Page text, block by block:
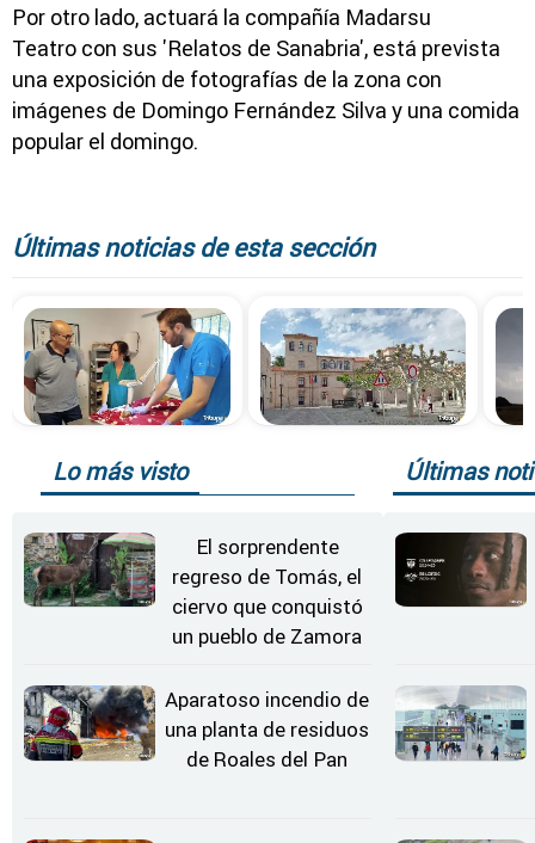
Por otro lado, actuará la compañía Madarsu
Teatro con sus 'Relatos de Sanabria', está prevista
una exposición de fotografías de la zona con
imágenes de Domingo Fernández Silva y una comida
popular el domingo.
Últimas noticias de esta sección
Lo más visto
El sorprendente
regreso de Tomás, el
ciervo que conquistó
un pueblo de Zamora
Aparatoso incendio de
una planta de residuos
de Roales del Pan
Últimas